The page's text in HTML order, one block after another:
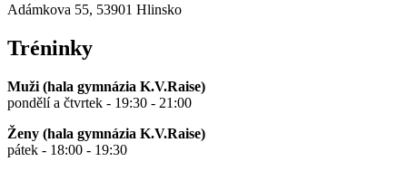
Adámkova 55, 53901 Hlinsko
Tréninky
Muži (hala gymnázia K.V.Raise)
pondělí a čtvrtek - 19:30 - 21:00
Ženy (hala gymnázia K.V.Raise)
pátek - 18:00 - 19:30